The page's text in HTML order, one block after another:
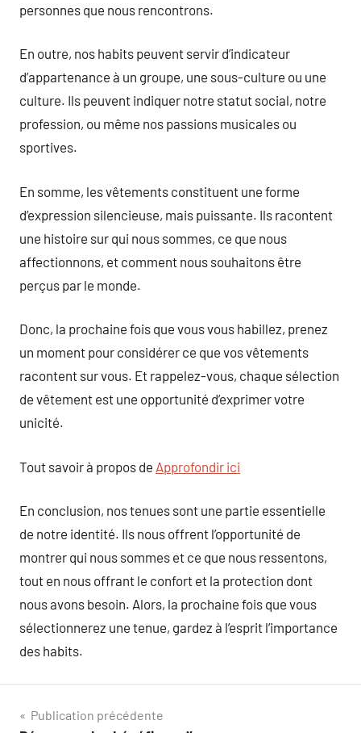
personnes que nous rencontrons.
En outre, nos habits peuvent servir d’indicateur
d’appartenance à un groupe, une sous-culture ou une
culture. Ils peuvent indiquer notre statut social, notre
profession, ou même nos passions musicales ou
sportives.
En somme, les vêtements constituent une forme
d’expression silencieuse, mais puissante. Ils racontent
une histoire sur qui nous sommes, ce que nous
affectionnons, et comment nous souhaitons être
perçus par le monde.
Donc, la prochaine fois que vous vous habillez, prenez
un moment pour considérer ce que vos vêtements
racontent sur vous. Et rappelez-vous, chaque sélection
de vêtement est une opportunité d’exprimer votre
unicité.
Tout savoir à propos de Approfondir ici
En conclusion, nos tenues sont une partie essentielle
de notre identité. Ils nous offrent l’opportunité de
montrer qui nous sommes et ce que nous ressentons,
tout en nous offrant le confort et la protection dont
nous avons besoin. Alors, la prochaine fois que vous
sélectionnerez une tenue, gardez à l’esprit l’importance
des habits.
Navigation
Publication précédente